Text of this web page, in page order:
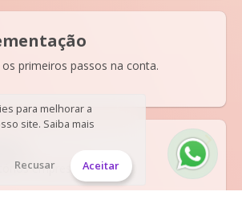
para melhorar a
site. Saiba mais
Recusar
Aceitar
primeiros passos na conta.
empresariais.